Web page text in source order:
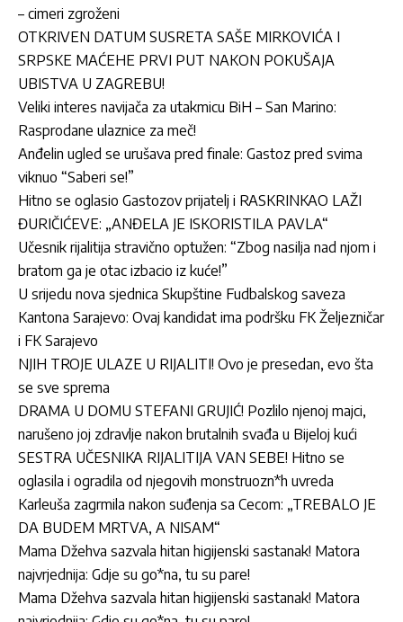
– cimeri zgroženi
OTKRIVEN DATUM SUSRETA SAŠE MIRKOVIĆA I
SRPSKE MAĆEHE PRVI PUT NAKON POKUŠAJA
UBISTVA U ZAGREBU!
Veliki interes navijača za utakmicu BiH – San Marino:
Rasprodane ulaznice za meč!
Anđelin ugled se urušava pred finale: Gastoz pred svima
viknuo “Saberi se!”
Hitno se oglasio Gastozov prijatelj i RASKRINKAO LAŽI
ĐURIČIĆEVE: „ANĐELA JE ISKORISTILA PAVLA“
Učesnik rijalitija stravično optužen: “Zbog nasilja nad njom i
bratom ga je otac izbacio iz kuće!”
U srijedu nova sjednica Skupštine Fudbalskog saveza
Kantona Sarajevo: Ovaj kandidat ima podršku FK Željezničar
i FK Sarajevo
NJIH TROJE ULAZE U RIJALITI! Ovo je presedan, evo šta
se sve sprema
DRAMA U DOMU STEFANI GRUJIĆ! Pozlilo njenoj majci,
narušeno joj zdravlje nakon brutalnih svađa u Bijeloj kući
SESTRA UČESNIKA RIJALITIJA VAN SEBE! Hitno se
oglasila i ogradila od njegovih monstruozn*h uvreda
Karleuša zagrmila nakon suđenja sa Cecom: „TREBALO JE
DA BUDEM MRTVA, A NISAM“
Mama Džehva sazvala hitan higijenski sastanak! Matora
najvrjednija: Gdje su go*na, tu su pare!
Mama Džehva sazvala hitan higijenski sastanak! Matora